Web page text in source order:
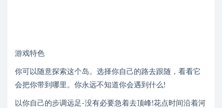
游戏特色
你可以随意探索这个岛。选择你自己的路去跟随，看看它
会把你带到哪里。你永远不知道你会遇到什么!
以你自己的步调远足-没有必要急着去顶峰!花点时间沿着河